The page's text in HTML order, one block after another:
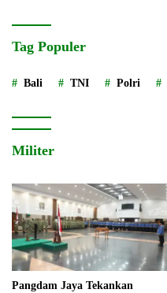
Tag Populer
Bali TNI Polri
Militer
Pangdam Jaya Tekankan